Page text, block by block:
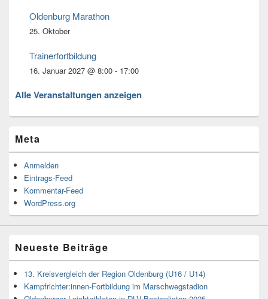
Oldenburg Marathon
25. Oktober
Trainerfortbildung
16. Januar 2027 @ 8:00 - 17:00
Alle Veranstaltungen anzeigen
Meta
Anmelden
Eintrags-Feed
Kommentar-Feed
WordPress.org
Neueste Beiträge
13. Kreisvergleich der Region Oldenburg (U16 / U14)
Kampfrichter:innen-Fortbildung im Marschwegstadion